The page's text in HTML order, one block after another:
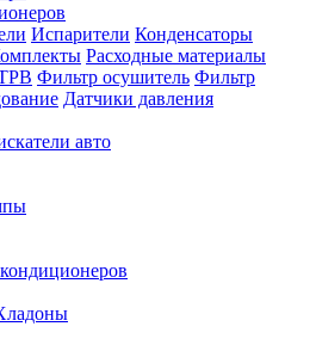
Испарители Конденсаторы
Расходные материалы
Фильтр осушитель Фильтр
Датчики давления
авто